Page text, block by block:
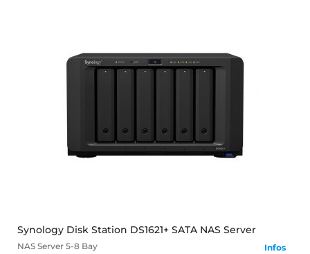
mehr
Synology Disk Station DS1621+ SATA NAS Server
NAS Server 5-8 Bay Infos